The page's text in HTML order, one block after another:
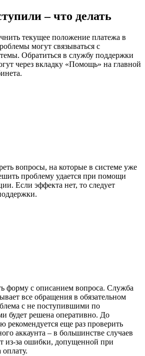
– что делать
текущее положение платежа в
могут связываться с
Обратиться в службу поддержки
через вкладку «Помощь» на главной
вопросы, на которые в системе уже
проблему удается при помощи
Если эффекта нет, то следует
форму с описанием вопроса. Служба
все обращения в обязательном
с не поступившими по
будет решена оперативно. До
рекомендуется еще раз проверить
аккаунта – в большинстве случаев
из-за ошибки, допущенной при